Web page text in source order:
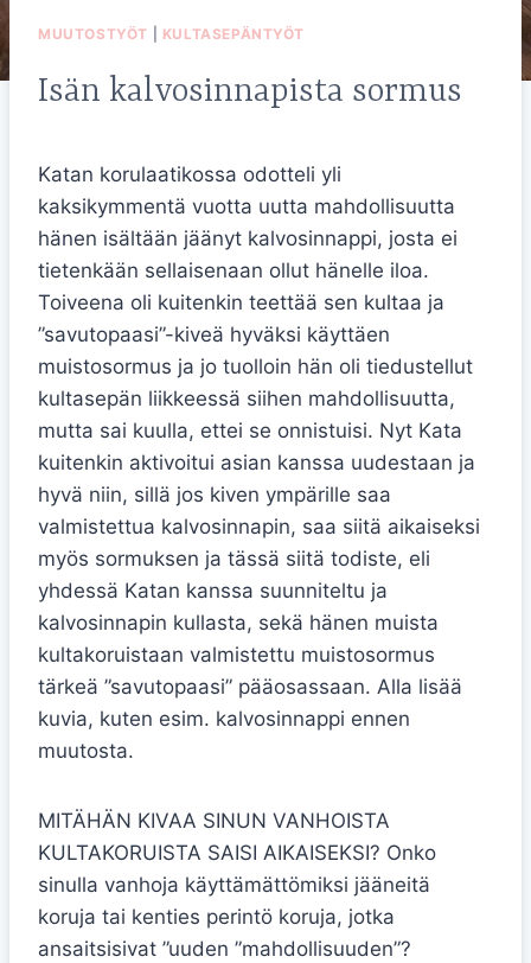
MUUTOSTYÖT KULTASEPÄNTYÖT
Isän kalvosinnapista sormus
Katan korulaatikossa odotteli yli
kaksikymmentä vuotta uutta mahdollisuutta
hänen isältään jäänyt kalvosinnappi, josta ei
tietenkään sellaisenaan ollut hänelle iloa.
Toiveena oli kuitenkin teettää sen kultaa ja
”savutopaasi”-kiveä hyväksi käyttäen
muistosormus ja jo tuolloin hän oli tiedustellut
kultasepän liikkeessä siihen mahdollisuutta,
mutta sai kuulla, ettei se onnistuisi. Nyt Kata
kuitenkin aktivoitui asian kanssa uudestaan ja
hyvä niin, sillä jos kiven ympärille saa
valmistettua kalvosinnapin, saa siitä aikaiseksi
myös sormuksen ja tässä siitä todiste, eli
yhdessä Katan kanssa suunniteltu ja
kalvosinnapin kullasta, sekä hänen muista
kultakoruistaan valmistettu muistosormus
tärkeä ”savutopaasi” pääosassaan. Alla lisää
kuvia, kuten esim. kalvosinnappi ennen
muutosta.
MITÄHÄN KIVAA SINUN VANHOISTA
KULTAKORUISTA SAISI AIKAISEKSI? Onko
sinulla vanhoja käyttämättömiksi jääneitä
koruja tai kenties perintö koruja, jotka
ansaitsisivat ”uuden ”mahdollisuuden”?